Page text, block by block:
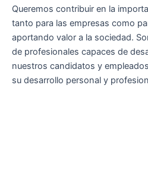
Queremos contribuir en la
tanto para las empresas como
aportando valor a la sociedad.
de profesionales capaces de
nuestros candidatos y
su desarrollo personal y